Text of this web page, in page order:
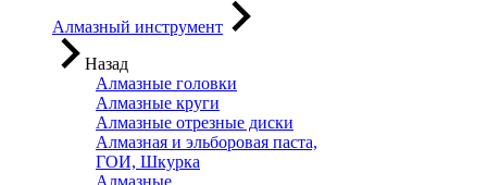
Алмазный инструмент
Назад
Алмазные головки
Алмазные круги
Алмазные отрезные диски
Алмазная и эльборовая паста,
ГОИ, Шкурка
Алмазные